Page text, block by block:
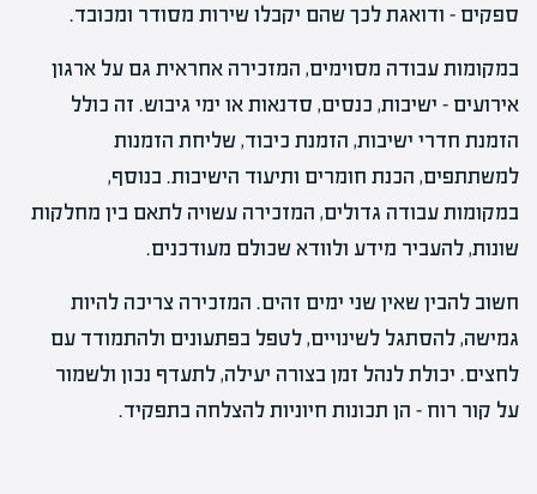
ספקים – ודואגת לכך שהם יקבלו שירות מסודר ומכובד.
במקומות עבודה מסוימים, המזכירה אחראית גם על ארגון
אירועים – ישיבות, כנסים, סדנאות או ימי גיבוש. זה כולל
הזמנת חדרי ישיבות, הזמנת כיבוד, שליחת הזמנות
למשתתפים, הכנת חומרים ותיעוד הישיבות. בנוסף,
במקומות עבודה גדולים, המזכירה עשויה לתאם בין מחלקות
שונות, להעביר מידע ולוודא שכולם מעודכנים.
חשוב להבין שאין שני ימים זהים. המזכירה צריכה להיות
גמישה, להסתגל לשינויים, לטפל בפתעונים ולהתמודד עם
לחצים. יכולת לנהל זמן בצורה יעילה, לתעדף נכון ולשמור
על קור רוח – הן תכונות חיוניות להצלחה בתפקיד.